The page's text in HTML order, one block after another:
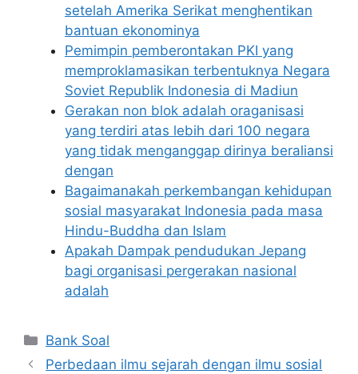
setelah Amerika Serikat menghentikan
bantuan ekonominya
Pemimpin pemberontakan PKI yang
memproklamasikan terbentuknya Negara
Soviet Republik Indonesia di Madiun
Gerakan non blok adalah oraganisasi
yang terdiri atas lebih dari 100 negara
yang tidak menganggap dirinya beraliansi
dengan
Bagaimanakah perkembangan kehidupan
sosial masyarakat Indonesia pada masa
Hindu-Buddha dan Islam
Apakah Dampak pendudukan Jepang
bagi organisasi pergerakan nasional
adalah
Categories
Bank Soal
Perbedaan ilmu sejarah dengan ilmu sosial